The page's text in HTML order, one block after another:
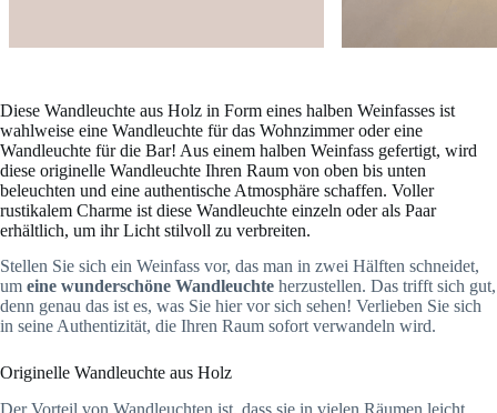
Diese Wandleuchte aus Holz in Form eines halben Weinfasses ist
wahlweise eine Wandleuchte für das Wohnzimmer oder eine
Wandleuchte für die Bar! Aus einem halben Weinfass gefertigt, wird
diese originelle Wandleuchte Ihren Raum von oben bis unten
beleuchten und eine authentische Atmosphäre schaffen. Voller
rustikalem Charme ist diese Wandleuchte einzeln oder als Paar
erhältlich, um ihr Licht stilvoll zu verbreiten.
Stellen Sie sich ein Weinfass vor, das man in zwei Hälften schneidet,
um eine wunderschöne Wandleuchte herzustellen. Das trifft sich gut,
denn genau das ist es, was Sie hier vor sich sehen! Verlieben Sie sich
in seine Authentizität, die Ihren Raum sofort verwandeln wird.
Originelle Wandleuchte aus Holz